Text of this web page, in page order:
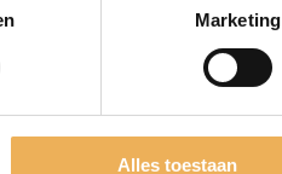
Marketing
Alles toestaan